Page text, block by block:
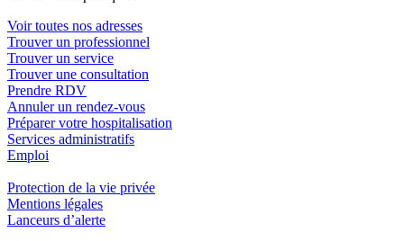
Voir toutes nos adresses
Trouver un professionnel
Trouver un service
Trouver une consultation
Prendre RDV
Annuler un rendez-vous
Préparer votre hospitalisation
Services administratifs
Emploi​
Protection de la vie privée
Mentions légales
Lanceurs d’alerte